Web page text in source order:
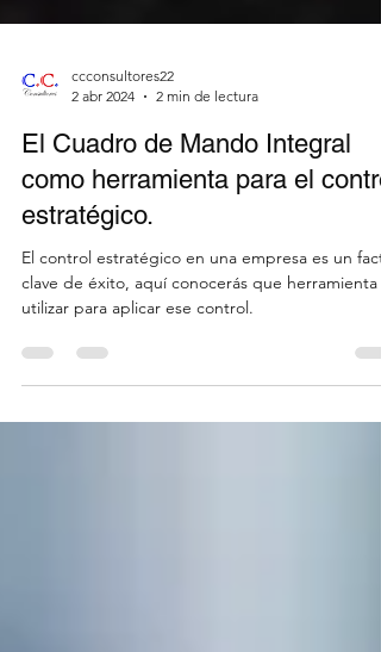
2 abr 2024
2 min de lectura
El Cuadro de Mando Integral
como herramienta para el
estratégico.
El control estratégico en una empresa es un
utilizar para aplicar ese control.